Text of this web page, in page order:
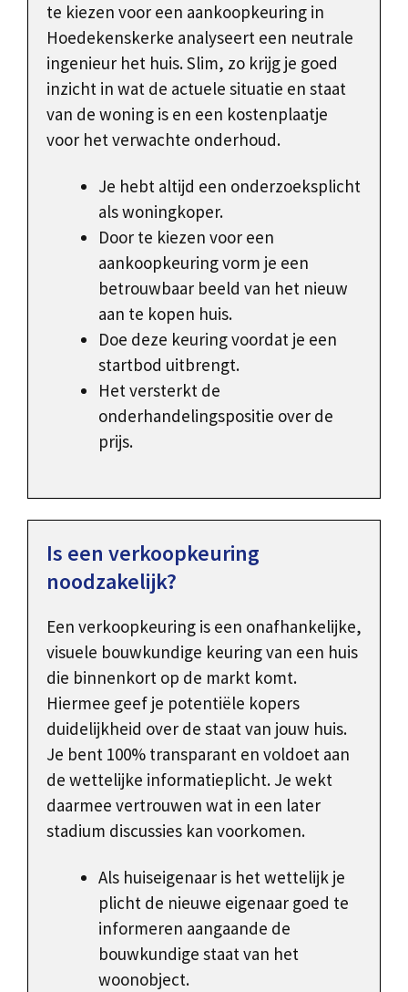
te kiezen voor een aankoopkeuring in
Hoedekenskerke analyseert een neutrale
ingenieur het huis. Slim, zo krijg je goed
inzicht in wat de actuele situatie en staat
van de woning is en een kostenplaatje
voor het verwachte onderhoud.
Je hebt altijd een onderzoeksplicht
als woningkoper.
Door te kiezen voor een
aankoopkeuring vorm je een
betrouwbaar beeld van het nieuw
aan te kopen huis.
Doe deze keuring voordat je een
startbod uitbrengt.
Het versterkt de
onderhandelingspositie over de
prijs.
Is een verkoopkeuring
noodzakelijk?
Een verkoopkeuring is een onafhankelijke,
visuele bouwkundige keuring van een huis
die binnenkort op de markt komt.
Hiermee geef je potentiële kopers
duidelijkheid over de staat van jouw huis.
Je bent 100% transparant en voldoet aan
de wettelijke informatieplicht. Je wekt
daarmee vertrouwen wat in een later
stadium discussies kan voorkomen.
Als huiseigenaar is het wettelijk je
plicht de nieuwe eigenaar goed te
informeren aangaande de
bouwkundige staat van het
woonobject.